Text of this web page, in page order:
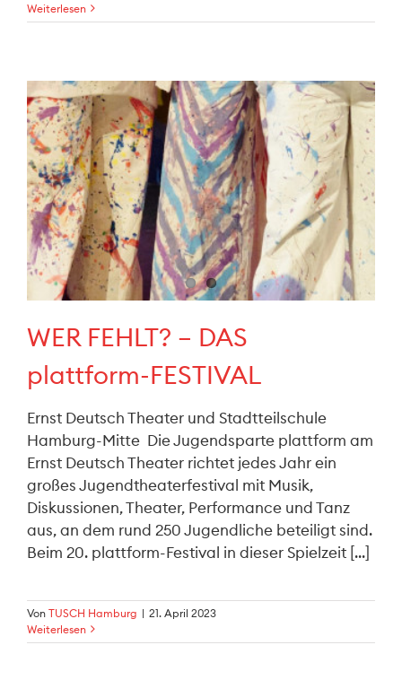
Weiterlesen
WER FEHLT? – DAS
plattform-FESTIVAL
Ernst Deutsch Theater und Stadtteilschule
Hamburg-Mitte Die Jugendsparte plattform am
Ernst Deutsch Theater richtet jedes Jahr ein
großes Jugendtheaterfestival mit Musik,
Diskussionen, Theater, Performance und Tanz
aus, an dem rund 250 Jugendliche beteiligt sind.
Beim 20. plattform-Festival in dieser Spielzeit [...]
Von TUSCH Hamburg | 21. April 2023
Weiterlesen